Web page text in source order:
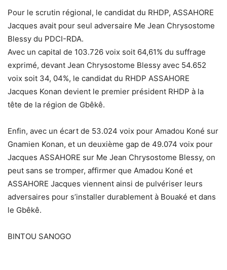
Pour le scrutin régional, le candidat du RHDP, ASSAHORE
Jacques avait pour seul adversaire Me Jean Chrysostome
Blessy du PDCI-RDA.
Avec un capital de 103.726 voix soit 64,61% du suffrage
exprimé, devant Jean Chrysostome Blessy avec 54.652
voix soit 34, 04%, le candidat du RHDP ASSAHORE
Jacques Konan devient le premier président RHDP à la
tête de la région de Gbêkê.
Enfin, avec un écart de 53.024 voix pour Amadou Koné sur
Gnamien Konan, et un deuxième gap de 49.074 voix pour
Jacques ASSAHORE sur Me Jean Chrysostome Blessy, on
peut sans se tromper, affirmer que Amadou Koné et
ASSAHORE Jacques viennent ainsi de pulvériser leurs
adversaires pour s’installer durablement à Bouaké et dans
le Gbêkê.
BINTOU SANOGO